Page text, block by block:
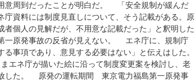
意周到だったことが明白だ。 「安全規制が緩んだ
庁資料には制度見直しについて、そう記載がある。原
個人の見解だが、不用意な記載だった」と釈明した
一原発事故の反省が見えない。 エネ庁に、規制庁
事項であり、意見する必要はない」と伝えはした。
エネ庁が描いた絵に沿って制度変更案を検討し、老
した。 原発の運転期間 東京電力福島第一原発事